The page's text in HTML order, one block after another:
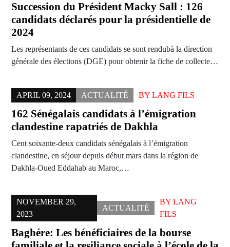
Succession du Président Macky Sall : 126
candidats déclarés pour la présidentielle de
2024
Les représentants de ces candidats se sont rendubà la direction
générale des élections (DGE) pour obtenir la fiche de collecte…
APRIL 09, 2024 ACTUALITÉ BY LANG FILS
162 Sénégalais candidats à l’émigration
clandestine rapatriés de Dakhla
Cent soixante-deux candidats sénégalais à l’émigration
clandestine, en séjour depuis début mars dans la région de
Dakhla-Oued Eddahab au Maroc,…
NOVEMBER 29,
2023
ACTUALITÉ
BY LANG
FILS
Baghére: Les bénéficiaires de la bourse